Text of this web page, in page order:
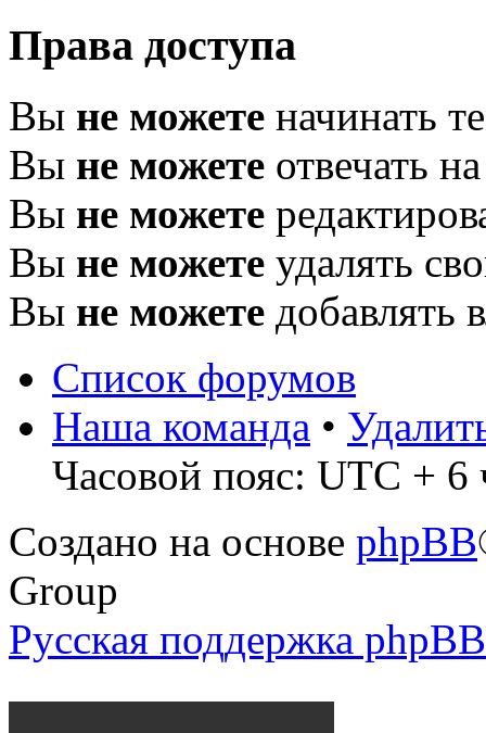
Права доступа
Вы не можете начинать
Вы не можете отвечать
Вы не можете
Вы не можете удалять
Вы не можете добавлять
Список форумов
Наша команда •
Часовой пояс: UTC + 6
Создано на основе phpBB
Group
Русская поддержка phpBB